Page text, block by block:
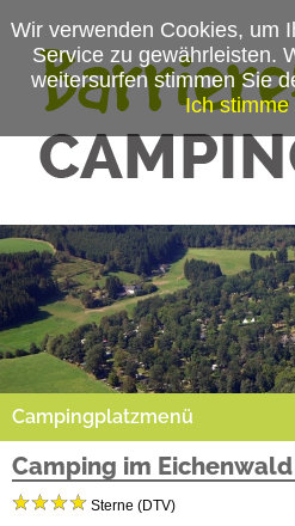
Campingplatzmenü
Platzdaten
Stellplätze
Camping im Eichenwald
Sterne (DTV)
Wir verwenden Cookies, um
Service zu gewährleisten.
weitersurfen stimmen Sie
Ich stimme